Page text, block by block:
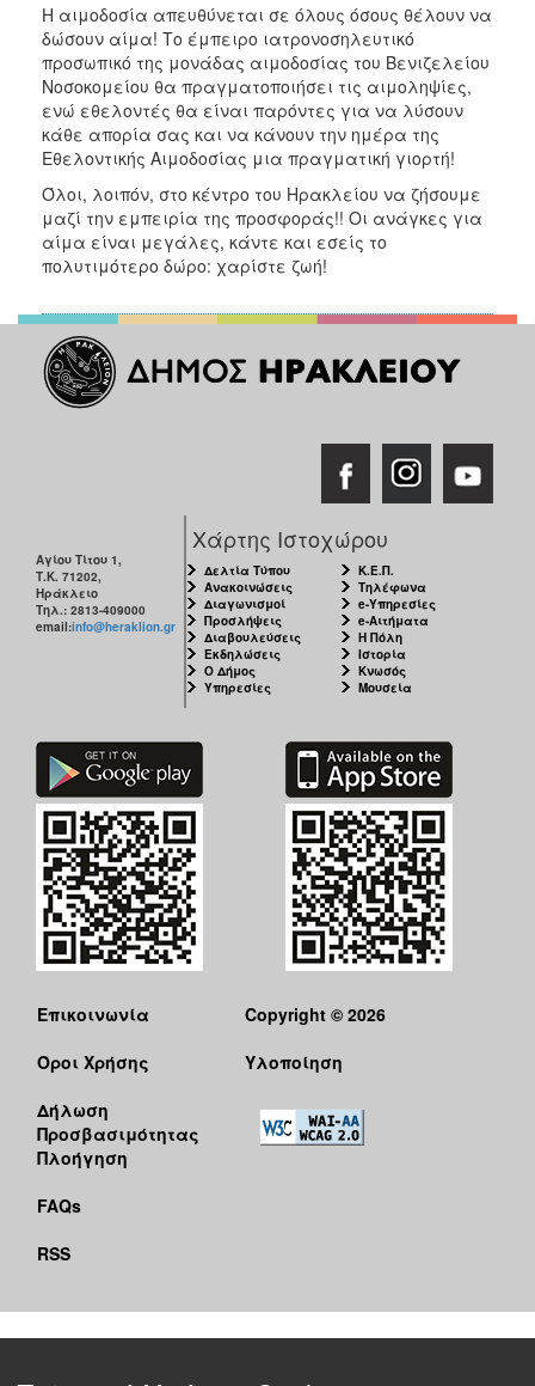
Η αιμοδοσία απευθύνεται σε όλους όσους θέλουν να
δώσουν αίμα! Το έμπειρο ιατρονοσηλευτικό
προσωπικό της μονάδας αιμοδοσίας του Βενιζελείου
Νοσοκομείου θα πραγματοποιήσει τις αιμοληψίες,
ενώ εθελοντές θα είναι παρόντες για να λύσουν
κάθε απορία σας και να κάνουν την ημέρα της
Εθελοντικής Αιμοδοσίας μια πραγματική γιορτή!
Όλοι, λοιπόν, στο κέντρο του Ηρακλείου να ζήσουμε
μαζί την εμπειρία της προσφοράς!! Οι ανάγκες για
αίμα είναι μεγάλες, κάντε και εσείς το
πολυτιμότερο δώρο: χαρίστε ζωή!
Αγίου Τίτου 1,
Τ.Κ. 71202,
Ηράκλειο
Τηλ.: 2813-409000
email:info@heraklion.gr
Χάρτης Ιστοχώρου
Δελτία Τύπου
Ανακοινώσεις
Διαγωνισμοί
Προσλήψεις
Διαβουλεύσεις
Εκδηλώσεις
Ο Δήμος
Υπηρεσίες
Κ.Ε.Π.
Τηλέφωνα
e-Υπηρεσίες
e-Αιτήματα
Η Πόλη
Ιστορία
Κνωσός
Μουσεία
Επικοινωνία
Όροι Χρήσης
Δήλωση
Προσβασιμότητας
Πλοήγηση
FAQs
RSS
Copyright © 2026
Υλοποίηση